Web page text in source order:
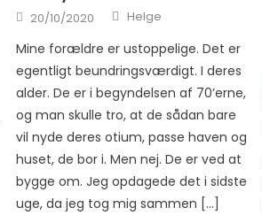
Posted on
20/10/2020 Author
Helge
Mine forældre er ustoppelige. Det er
egentligt beundringsværdigt. I deres
alder. De er i begyndelsen af 70’erne,
og man skulle tro, at de sådan bare
vil nyde deres otium, passe haven og
huset, de bor i. Men nej. De er ved at
bygge om. Jeg opdagede det i sidste
uge, da jeg tog mig sammen […]